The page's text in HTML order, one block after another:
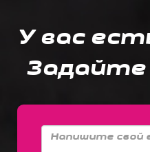
У вас
Задайте